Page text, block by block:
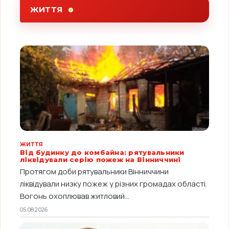
ЖИТТЯ
ЖИТТЯ
Від будинку до комбайна: рятувальники
ліквідували серію пожеж на Вінниччині
Протягом доби рятувальники Вінниччини
ліквідували низку пожеж у різних громадах області.
Вогонь охоплював житловий...
05.08.2026